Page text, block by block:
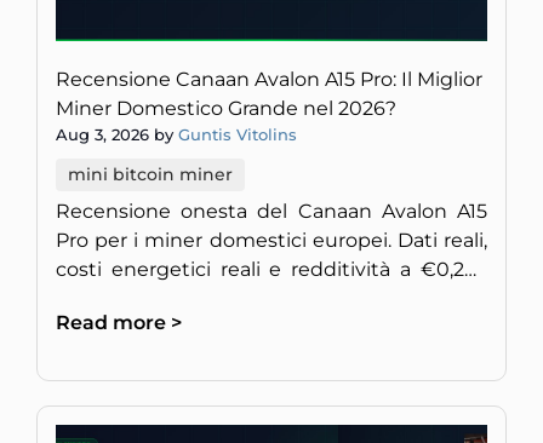
Recensione Canaan Avalon A15 Pro: Il Miglior
Miner Domestico Grande nel 2026?
Aug 3, 2026 by Guntis Vitolins
mini bitcoin miner
Recensione onesta del Canaan Avalon A15
Pro per i miner domestici europei. Dati reali,
costi energetici reali e redditività a €0,20–
Read more >